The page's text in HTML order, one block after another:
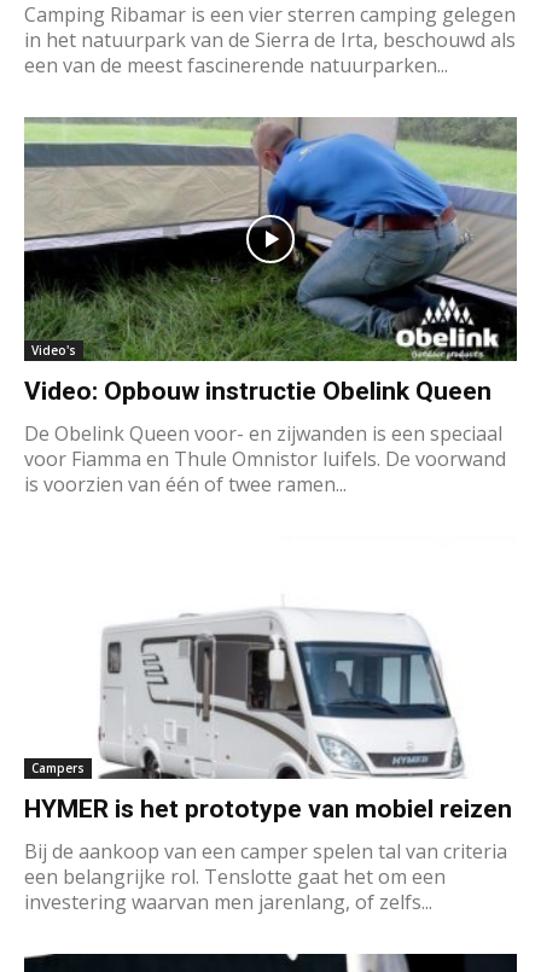
Camping Ribamar is een vier sterren camping gelegen
in het natuurpark van de Sierra de Irta, beschouwd als
een van de meest fascinerende natuurparken...
Video's
Video: Opbouw instructie Obelink Queen
De Obelink Queen voor- en zijwanden is een speciaal
voor Fiamma en Thule Omnistor luifels. De voorwand
is voorzien van één of twee ramen...
Campers
HYMER is het prototype van mobiel reizen
Bij de aankoop van een camper spelen tal van criteria
een belangrijke rol. Tenslotte gaat het om een
investering waarvan men jarenlang, of zelfs...